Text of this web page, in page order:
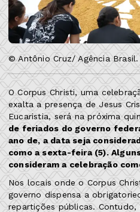
© Antônio Cruz/ Agência Brasil.
O Corpus Christi, uma
exalta a presença de Jesus
Eucaristia, será na próxima
de feriados do governo
ano de, a data seja
como a sexta-feira (5).
consideram a celebração
Nos locais onde o Corpus
governo dispensa a
repartições públicas.